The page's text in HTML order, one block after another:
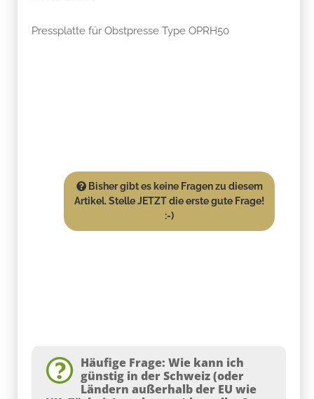
Pressplatte für Obstpresse Type OPRH50
Bisher gibt es keine Fragen zu diesem
Artikel. Stelle JETZT die erste gute Frage!
:-)
Häufige Frage: Wie kann ich
günstig in der Schweiz (oder
Ländern außerhalb der EU wie